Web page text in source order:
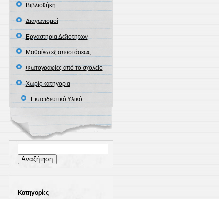
Βιβλιοθήκη
Διαγωνισμοί
Εργαστήρια Δεξιοτήτων
Μαθαίνω εξ αποστάσεως
Φωτογραφίες από το σχολείο
Χωρίς κατηγορία
Εκπαιδευτικό Υλικό
για:
Kατηγορίες